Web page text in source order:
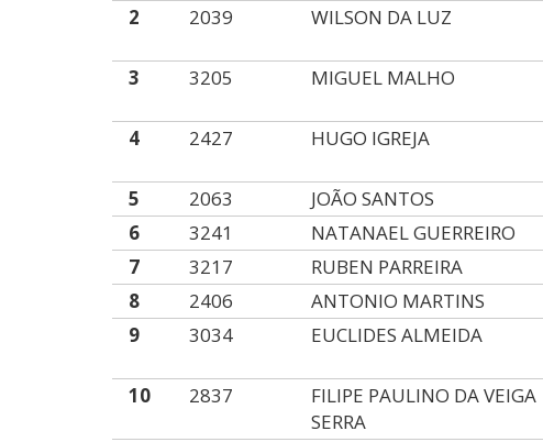
2 2039 WILSON DA LUZ
3 3205 MIGUEL MALHO
4 2427 HUGO IGREJA
5 2063 JOÃO SANTOS
6
3241 NATANAEL GUERREIRO
7
3217 RUBEN PARREIRA
8
2406 ANTONIO MARTINS
9
3034 EUCLIDES ALMEIDA
10 2837
FILIPE PAULINO DA VEIGA
SERRA